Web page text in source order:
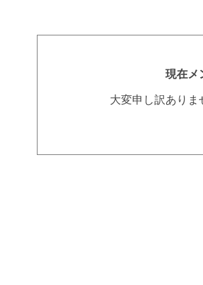
現在メ
大変申し訳あり